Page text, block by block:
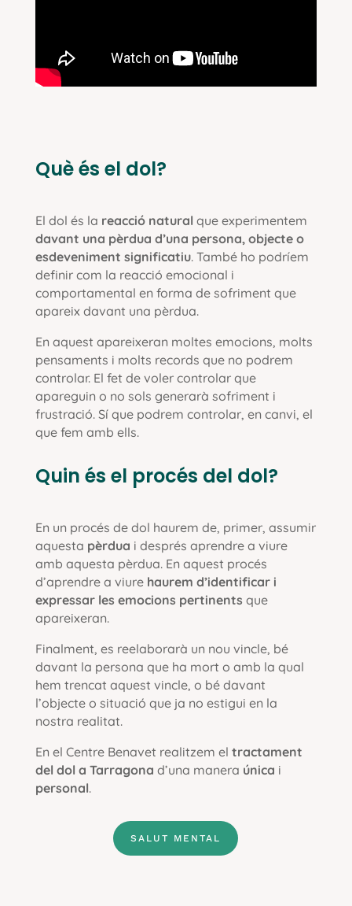
Què és el dol?
El dol és la reacció natural que experimentem
davant una pèrdua d’una persona, objecte o
esdeveniment significatiu. També ho podríem
definir com la reacció emocional i
comportamental en forma de sofriment que
apareix davant una pèrdua.
En aquest apareixeran moltes emocions, molts
pensaments i molts records que no podrem
controlar. El fet de voler controlar que
apareguin o no sols generarà sofriment i
frustració. Sí que podrem controlar, en canvi, el
que fem amb ells.
Quin és el procés del dol?
En un procés de dol haurem de, primer, assumir
aquesta pèrdua i després aprendre a viure
amb aquesta pèrdua. En aquest procés
d’aprendre a viure haurem d’identificar i
expressar les emocions pertinents que
apareixeran.
Finalment, es reelaborarà un nou vincle, bé
davant la persona que ha mort o amb la qual
hem trencat aquest vincle, o bé davant
l’objecte o situació que ja no estigui en la
nostra realitat.
En el Centre Benavet realitzem el tractament
del dol a Tarragona d’una manera única i
personal.
SALUT MENTAL